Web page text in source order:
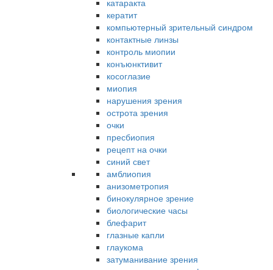
катаракта
кератит
компьютерный зрительный синдром
контактные линзы
контроль миопии
конъюнктивит
косоглазие
миопия
нарушения зрения
острота зрения
очки
пресбиопия
рецепт на очки
синий свет
амблиопия
анизометропия
бинокулярное зрение
биологические часы
блефарит
глазные капли
глаукома
затуманивание зрения